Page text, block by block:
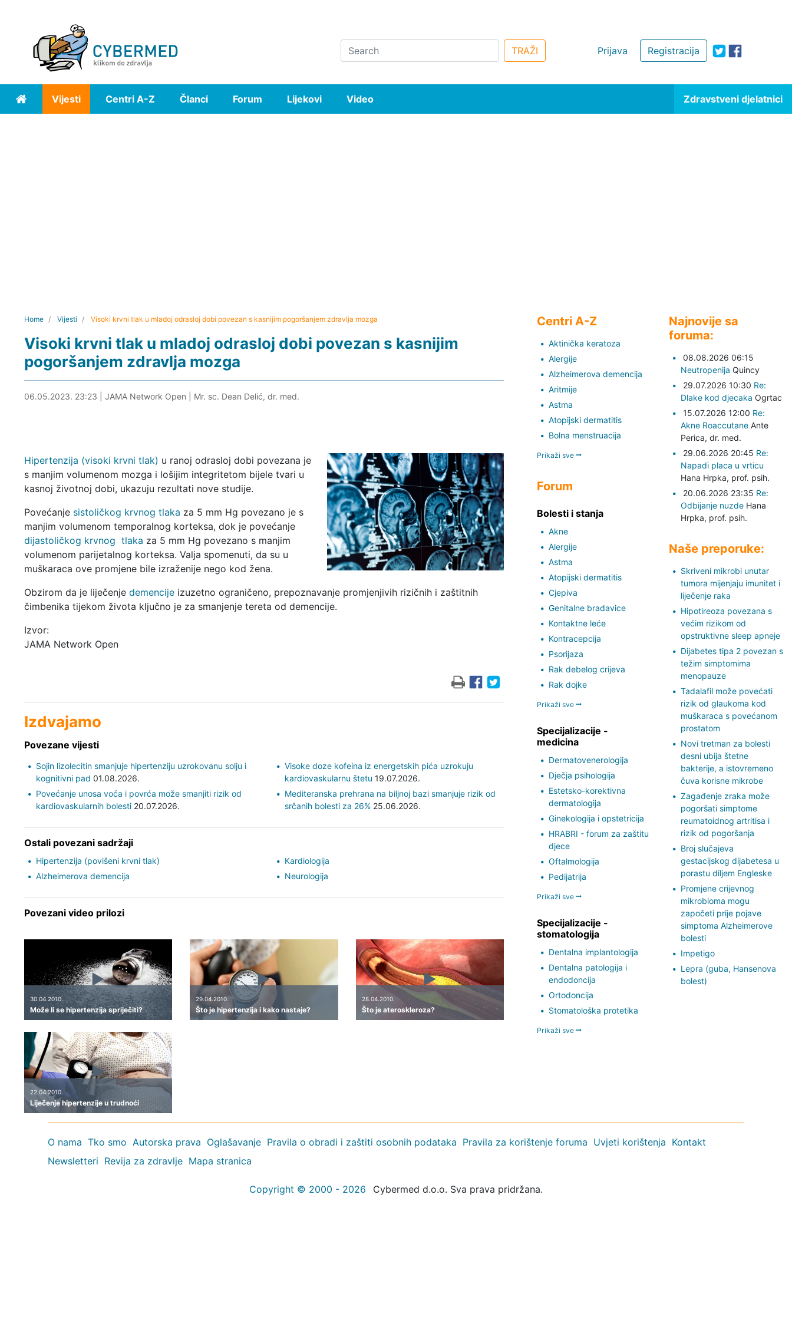
Registracija
Prijava
Search TRAŽI
Home Vijesti Centri A-Z Članci Forum Lijekovi Video Zdravstveni djelatnici
Home Vijesti Visoki krvni tlak u mladoj odrasloj dobi povezan s kasnijim pogoršanjem zdravlja mozga
Visoki krvni tlak u mladoj odrasloj dobi povezan s kasnijim
pogoršanjem zdravlja mozga
07.05.2023. 01:42
06.05.2023. 23:23 JAMA Network Open Mr. sc. Dean Delić, dr. med.
Hipertenzija (visoki krvni tlak) u ranoj odrasloj dobi povezana je
s manjim volumenom mozga i lošijim integritetom bijele tvari u
kasnoj životnoj dobi, ukazuju rezultati nove studije.
Povećanje sistoličkog krvnog tlaka za 5 mm Hg povezano je s
manjim volumenom temporalnog korteksa, dok je povećanje
dijastoličkog krvnog tlaka za 5 mm Hg povezano s manjim
volumenom parijetalnog korteksa. Valja spomenuti, da su u
muškaraca ove promjene bile izraženije nego kod žena.
Obzirom da je liječenje demencijeizuzetno ograničeno, prepoznavanje promjenjivih rizičnih i zaštitnih
čimbenika tijekom života ključno je za smanjenje tereta od demencije.
Izvor:
JAMA Network Open
Izdvajamo
Povezane vijesti
Sojin lizolecitin smanjuje hipertenziju uzrokovanu solju i
kognitivni pad 01.08.2026.
Povećanje unosa voća i povrća može smanjiti rizik od
kardiovaskularnih bolesti20.07.2026.
Visoke doze kofeina iz energetskih pića uzrokuju
kardiovaskularnu štetu 19.07.2026.
Mediteranska prehrana na biljnoj bazi smanjuje rizik od
srčanih bolesti za 26% 25.06.2026.
Ostali povezani sadržaji
Hipertenzija (povišeni krvni tlak)
Alzheimerova demencija
Kardiologija
Neurologija
Povezani video prilozi
30.04.2010.
Može li se hipertenzija spriječiti?
29.04.2010.
Što je hipertenzija i kako nastaje?
28.04.2010.
Što je ateroskleroza?
22.04.2010.
Liječenje hipertenzije u trudnoći
Centri A-Z
Aktinička keratoza
Alergije
Alzheimerova demencija
Aritmije
Astma
Atopijski dermatitis
Bolna menstruacija
Prikaži sve
Forum
Bolesti i stanja
Akne
Alergije
Astma
Atopijski dermatitis
Cjepiva
Genitalne bradavice
Kontaktne leće
Kontracepcija
Psorijaza
Rak debelog crijeva
Rak dojke
Prikaži sve
Specijalizacije -
medicina
Dermatovenerologija
Dječja psihologija
Estetsko-korektivna
dermatologija
Ginekologija i opstetricija
HRABRI - forum za zaštitu
djece
Oftalmologija
Pedijatrija
Prikaži sve
Specijalizacije -
stomatologija
Dentalna implantologija
Dentalna patologija i
endodoncija
Ortodoncija
Stomatološka protetika
Prikaži sve
Najnovije sa
foruma:
08.08.2026 06:15
Neutropenija Quincy
29.07.2026 10:30 Re:
Dlake kod djecaka Ogrtac
15.07.2026 12:00 Re:
Akne Roaccutane Ante
Perica, dr. med.
29.06.2026 20:45 Re:
Napadi placa u vrticu
Hana Hrpka, prof. psih.
20.06.2026 23:35 Re:
Odbijanje nuzde Hana
Hrpka, prof. psih.
Naše preporuke:
Skriveni mikrobi unutar
tumora mijenjaju imunitet i
liječenje raka
Hipotireoza povezana s
većim rizikom od
opstruktivne sleep apneje
Dijabetes tipa 2 povezan s
težim simptomima
menopauze
Tadalafil može povećati
rizik od glaukoma kod
muškaraca s povećanom
prostatom
Novi tretman za bolesti
desni ubija štetne
bakterije, a istovremeno
čuva korisne mikrobe
Zagađenje zraka može
pogoršati simptome
reumatoidnog artritisa i
rizik od pogoršanja
Broj slučajeva
gestacijskog dijabetesa u
porastu diljem Engleske
Promjene crijevnog
mikrobioma mogu
započeti prije pojave
simptoma Alzheimerove
bolesti
Impetigo
Lepra (guba, Hansenova
bolest)
O nama Tko smo Autorska prava Oglašavanje Pravila o obradi i zaštiti osobnih podataka Pravila za korištenje foruma Uvjeti korištenja Kontakt
Newsletteri Revija za zdravlje Mapa stranica
Copyright © 2000 - 2026 Cybermed d.o.o. Sva prava pridržana.